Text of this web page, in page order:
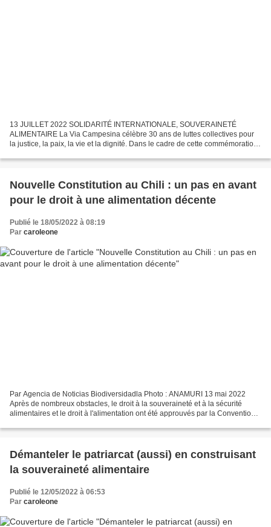
13 JUILLET 2022 SOLIDARITÉ INTERNATIONALE, SOUVERAINETÉ
ALIMENTAIRE La Via Campesina célèbre 30 ans de luttes collectives pour
la justice, la paix, la vie et la dignité. Dans le cadre de cette commémoration,
Nouvelle Constitution au Chili : un pas en avant
pour le droit à une alimentation décente
Publié le 18/05/2022 à 08:19
Par caroleone
Par Agencia de Noticias Biodiversidadla Photo : ANAMURI 13 mai 2022
Après de nombreux obstacles, le droit à la souveraineté et à la sécurité
alimentaires et le droit à l'alimentation ont été approuvés par la Convention
Démanteler le patriarcat (aussi) en construisant
la souveraineté alimentaire
Publié le 12/05/2022 à 06:53
Par caroleone